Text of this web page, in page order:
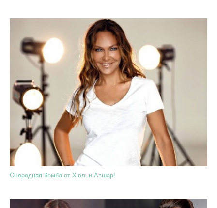
Очередная бомба от Хюльи Авшар!